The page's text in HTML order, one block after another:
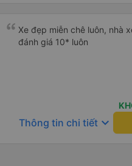
thêm chỉ có 45.000đ. Mình
chỉ cảm nhận nhất về vụ xe
chúc hãng X.E Việt Nam
Xe đẹp miễn chê luôn, nhà
đánh giá 10* luôn
Thông tin chi tiết keyboard_arrow_down